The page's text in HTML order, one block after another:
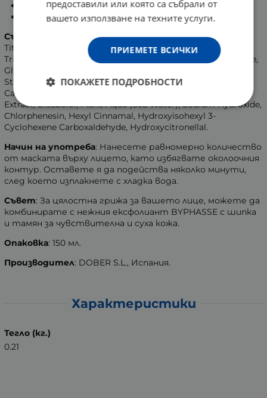
С регенериращо действие.
Подходящ за чувствителна и суха кожа.
Състав
: Aqua (Water), Paraffinum Liquidum (Mineral Oil),
Titanium Dioxide (CI 77891), Dimethicone, Caprylic/Capric
Triglyceride, Stearic Acid, Cetearyl Alcohol, PEG-100 Stearate,
Glyceryl Stearate, Rosa Moschata (Musk Rose) Seed Oil,
Stearamidopropyl Dimethylamine, Phenoxyethanol, BHT,
Caprylyl Glycol, Parfum (Fragrance), Laminaria Ochroleuca
Extract, Bisabolol, Maris Aqua (Sea Water), Sodium Hydroxide,
Chlorphenesin, Hexyl Cinnamal, Hydroxyisohexyl 3-
Cyclohexene Carboxaldehyde, Hydroxycitronellal.
Начин на употреба: Нанесете равномерно количество
от маската върху лицето, като избягвате околоочния
контур. Оставете я да подейства няколко минути,
след което изплакнете с хладка вода.
Съвет: За цялостна грижа за вашето лице, можете да
комбинирате с нежния ексфолиант BYPHASSE с шипка
и тамян за чувствителна и суха кожа.
Опаковка: 150 мл.
Производител: DOBER S.L., Испания.
Характеристики
Тегло (кг.)
0.21
предоставили или която са събрали от
вашето използване на техните услуги.
ПРИЕМЕТЕ ВСИЧКИ
ПОКАЖЕТЕ ПОДРОБНОСТИ